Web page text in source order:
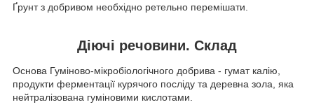
Ґрунт з добривом необхідно ретельно перемішати.
Діючі речовини. Склад
Основа Гуміново-мікробіологічного добрива - гумат калію,
продукти ферментації курячого посліду та деревна зола, яка
нейтралізована гуміновими кислотами.